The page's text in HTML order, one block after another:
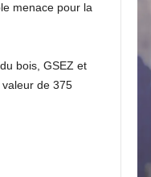
menace pour la
bois, GSEZ et
de 375